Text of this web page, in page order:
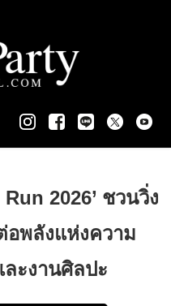
2026’ ชวนวิ่ง
อพลังแห่งความ
ละงานศิลปะ